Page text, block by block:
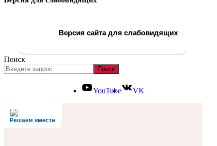
Версия сайта для слабовидящих
Поиск
Поиск
YouTube VK
Решаем вместе